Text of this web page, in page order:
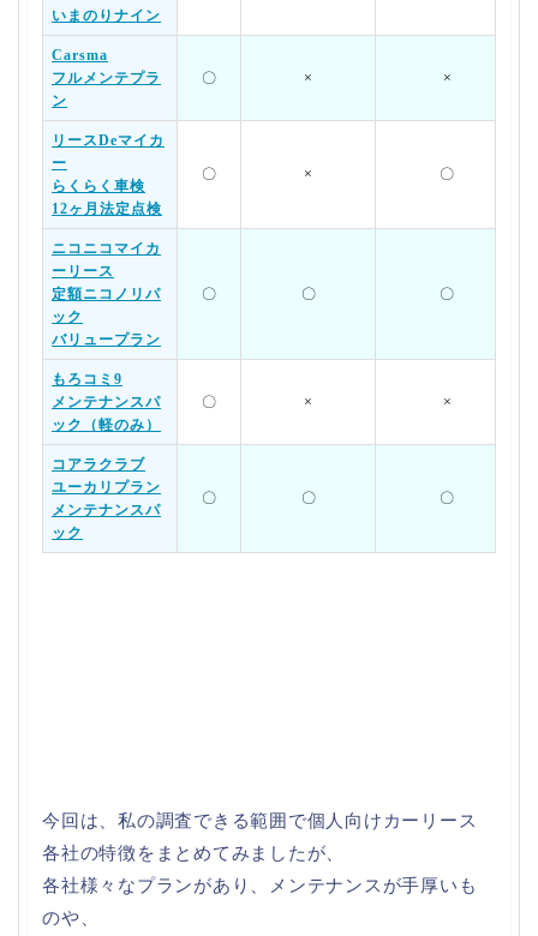
いまのりナイン
Carsma
フルメンテプラ
ン
〇 × ×
リースDeマイカ
ー
らくらく車検
12ヶ月法定点検
〇 × 〇
ニコニコマイカ
ーリース
定額ニコノリパ
ック
バリュープラン
〇 〇 〇
もろコミ9
メンテナンスパ
ック（軽のみ）
〇 × ×
コアラクラブ
ユーカリプラン
メンテナンスパ
ック
〇 〇 〇
今回は、私の調査できる範囲で個人向けカーリース
各社の特徴をまとめてみましたが、
各社様々なプランがあり、メンテナンスが手厚いも
のや、